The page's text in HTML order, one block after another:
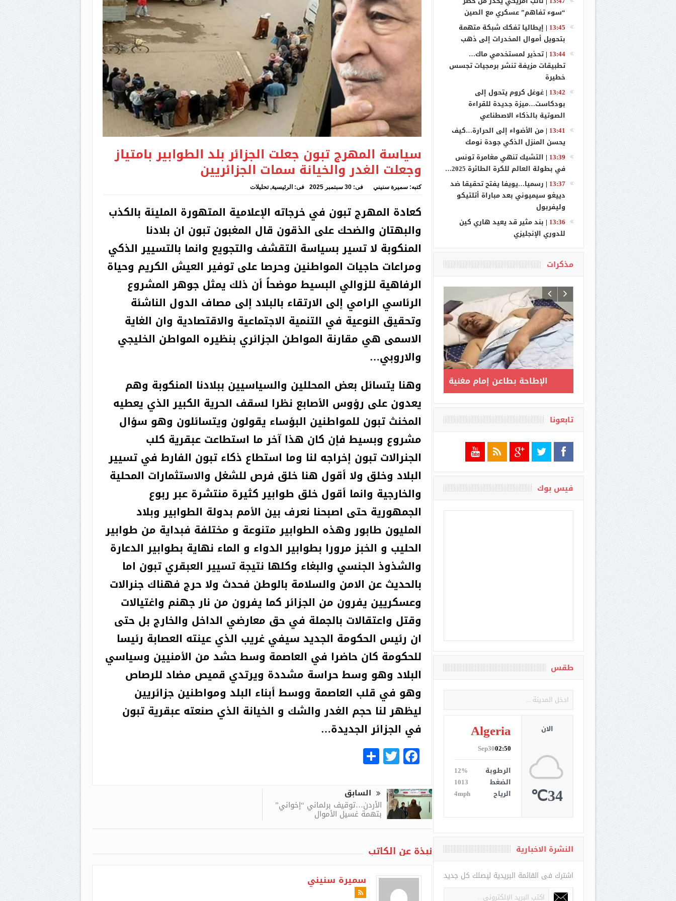
بشير يعقد لقاء مع مجمع AGM تمحور حول الصناعات الميكانيكية
مناورات خطيرة على الطريق تتسبب في توقيف سائق شاحنة بعين الدفلى
سياسة المهرج تبون جعلت الجزائر بلد الطوابير بامتياز وجعلت الغدر والخيانة سمات الجزائريين
سياسة المهرج تبون جعلت الجزائر بلد الطوابير بامتياز
وجعلت الغدر والخيانة سمات الجزائريين
كتبه: سميرة سنيني فى: 30 سبتمبر 2025 فى: الرئيسية,تحليلات
كعادة المهرج تبون في خرجاته الإعلامية المتهورة المليئة بالكذب
والبهتان والضحك على الذقون قال المغبون تبون ان بلادنا
المنكوبة لا تسير بسياسة التقشف والتجويع وانما بالتسيير الذكي
ومراعات حاجيات المواطنين وحرصا على توفير العيش الكريم وحياة
الرفاهية للزوالي البسيط موضحاً أن ذلك يمثل جوهر المشروع
الرئاسي الرامي إلى الارتقاء بالبلاد إلى مصاف الدول الناشئة
وتحقيق النوعية في التنمية الاجتماعية والاقتصادية وان الغاية
الاسمى هي مقارنة المواطن الجزائري بنظيره المواطن الخليجي
والاروبي…
وهنا يتسائل بعض المحللين والسياسيين ببلادنا المنكوبة وهم
يعدون على رؤوس الأصابع نظرا لسقف الحرية الكبير الذي يعطيه
المخنث تبون للمواطنين البؤساء يقولون ويتسائلون وهو سؤال
مشروع وبسيط فإن كان هذا آخر ما استطاعت عبقرية كلب
الجنرالات تبون إخراجه لنا وما استطاع ذكاء تبون الفارط في تسيير
البلاد وخلق ولا أقول هنا خلق فرص للشغل والاستثمارات المحلية
والخارجية وانما أقول خلق طوابير كثيرة منتشرة عبر ربوع
الجمهورية حتى اصبحنا نعرف بين الأمم بدولة الطوابير وبلاد
المليون طابور وهذه الطوابير متنوعة و مختلفة فبداية من طوابير
الحليب و الخبز مرورا بطوابير الدواء و الماء نهاية بطوابير الدعارة
والشذوذ الجنسي والبغاء وكلها نتيجة تسيير العبقري تبون اما
بالحديث عن الامن والسلامة بالوطن فحدث ولا حرج فهناك جنرالات
وعسكريين يفرون من الجزائر كما يفرون من نار جهنم واغتيالات
وقتل واعتقالات بالجملة في حق معارضي الداخل والخارج بل حتى
ان رئيس الحكومة الجديد سيفي غريب الذي عينته العصابة رئيسا
للحكومة كان حاضرا في العاصمة وسط حشد من الأمنيين وسياسي
البلاد وهو وسط حراسة مشددة ويرتدي قميص مضاد للرصاص
وهو في قلب العاصمة ووسط أبناء البلد ومواطنين جزائريين
ليظهر لنا حجم الغدر والشك و الخيانة الذي صنعته عبقرية تبون
في الجزائر الجديدة…
Facebook
Twitter
السابق
الأردن…توقيف برلماني “إخواني”
بتهمة غسيل الأموال
نبذة عن الكاتب
سميرة سنيني
“سوء تفاهم” عسكري مع الصين
13:45
| إيطاليا تفكك شبكة متهمة
بتحويل أموال المخدرات إلى ذهب
13:44
| تحذير لمستخدمي ماك…
تطبيقات مزيفة تنشر برمجيات تجسس
خطيرة
13:42
| غوغل كروم يتحول إلى
بودكاست…ميزة جديدة للقراءة
الصوتية بالذكاء الاصطناعي
13:41
| من الأضواء إلى الحرارة…كيف
يحسن المنزل الذكي جودة نومك
13:39
| التشيك تنهي مغامرة تونس
في بطولة العالم للكرة الطائرة 2025…
13:37
| رسميا…يويفا يفتح تحقيقا ضد
دييغو سيميوني بعد مباراة أتلتيكو
وليفربول
13:36
| بند مثير قد يعيد هاري كين
للدوري الإنجليزي
مذكرات
مذكرات مثقف وشيكور في
بلاد ميكي / الحلقة الأخيرة :
الأن يمكن أن أنام وأنا مرتاح
البال
الإطاحة بطاعن إمام مغنية
ارتفاع عدد المصابين بكورونا
إلى 3517 بعد تسجيل 135 حالة
مثقف وشيكور في
ميكي / الحلقة الأخيرة :
يمكن أن أنام وأنا مرتاح
تابعونا
طقس
Algeria
Sep3002:50
الرطوبة
12%
الان
النشرة الاخبارية